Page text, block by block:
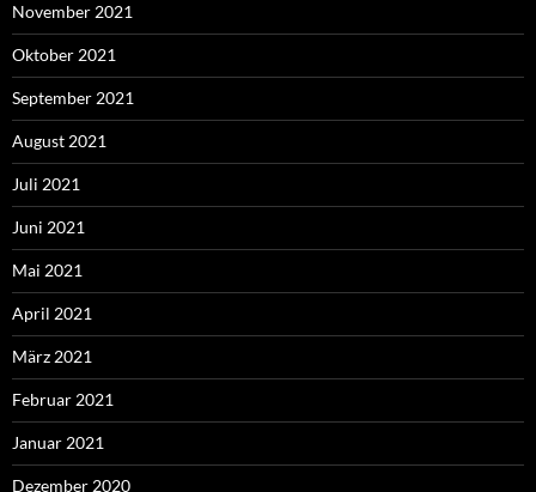
November 2021
Oktober 2021
September 2021
August 2021
Juli 2021
Juni 2021
Mai 2021
April 2021
März 2021
Februar 2021
Januar 2021
Dezember 2020